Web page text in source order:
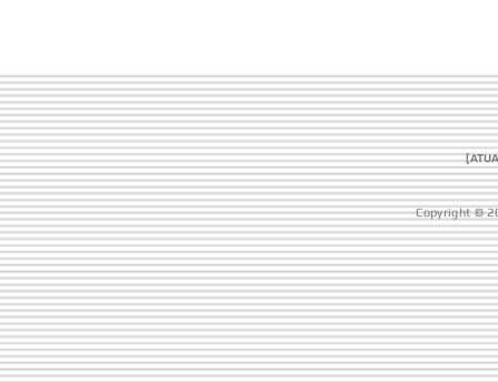
Copyright ©